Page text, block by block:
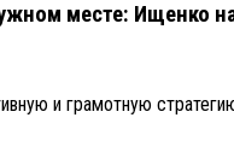
месте: Ищенко
и грамотную